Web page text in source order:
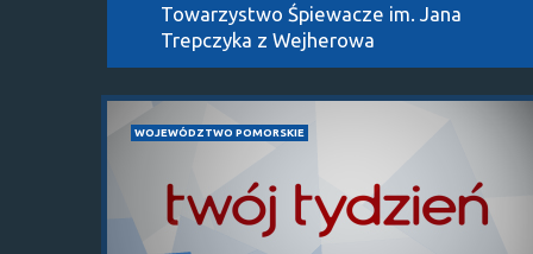
Towarzystwo Śpiewacze im. Jana
Trepczyka z Wejherowa
WOJEWÓDZTWO POMORSKIE